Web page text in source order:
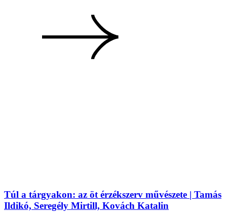
Túl a tárgyakon: az öt érzékszerv művészete | Tamás
Ildikó, Seregély Mirtill, Kovách Katalin